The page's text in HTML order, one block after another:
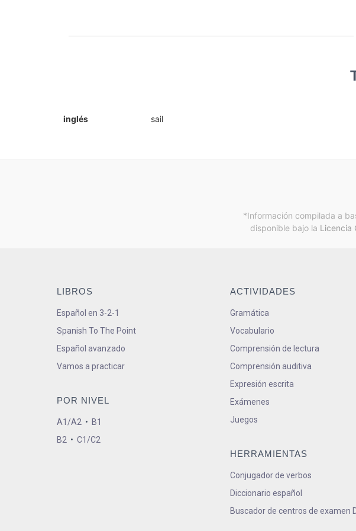
inglés sail
*Información compilada a
disponible bajo la Licencia
LIBROS
Español en 3-2-1
Spanish To The Point
Español avanzado
Vamos a practicar
POR NIVEL
A1/A2 • B1
B2 • C1/C2
ACTIVIDADES
Gramática
Vocabulario
Comprensión de lectura
Comprensión auditiva
Expresión escrita
Exámenes
Juegos
HERRAMIENTAS
Conjugador de verbos
Diccionario español
Buscador de centros de examen